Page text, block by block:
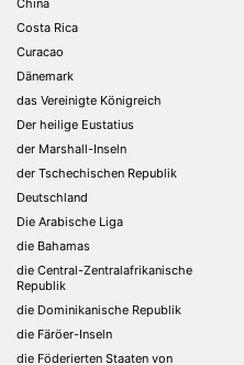
Costa Rica
Curacao
Dänemark
das Vereinigte Königreich
Der heilige Eustatius
der Marshall-Inseln
der Tschechischen Republik
Deutschland
Die Arabische Liga
die Bahamas
die Central-Zentralafrikanische
Republik
die Dominikanische Republik
die Färöer-Inseln
die Föderierten Staaten von